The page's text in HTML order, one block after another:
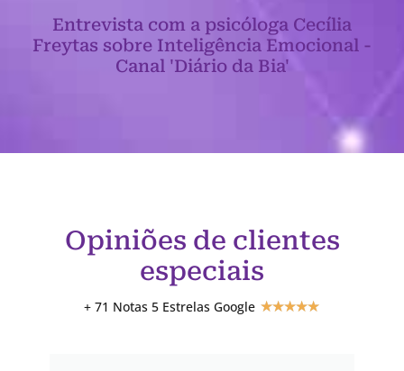
Entrevista com a psicóloga Cecília
Freytas sobre Inteligência Emocional -
Canal 'Diário da Bia'
Opiniões de clientes
especiais
+ 71 Notas 5 Estrelas Google ★★★★★